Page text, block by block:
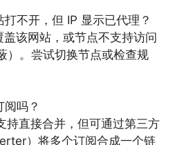
不开，但 IP 显示已代理？
该网站，或节点不支持访问
）。尝试切换节点或检查规
阅吗？
持直接合并，但可通过第三方
）将多个订阅合成一个链